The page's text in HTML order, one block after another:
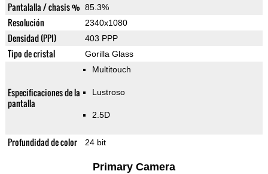
Pantalalla / chasis % 85.3%
Resolución 2340x1080
Densidad (PPI) 403 PPP
Tipo de cristal Gorilla Glass
Especificaciones de la
pantalla
Multitouch
Lustroso
2.5D
Profundidad de color 24 bit
Primary Camera